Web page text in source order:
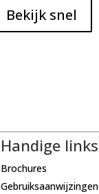
Bekijk snel
Handige links
Brochures
Gebruiksaanwijzingen